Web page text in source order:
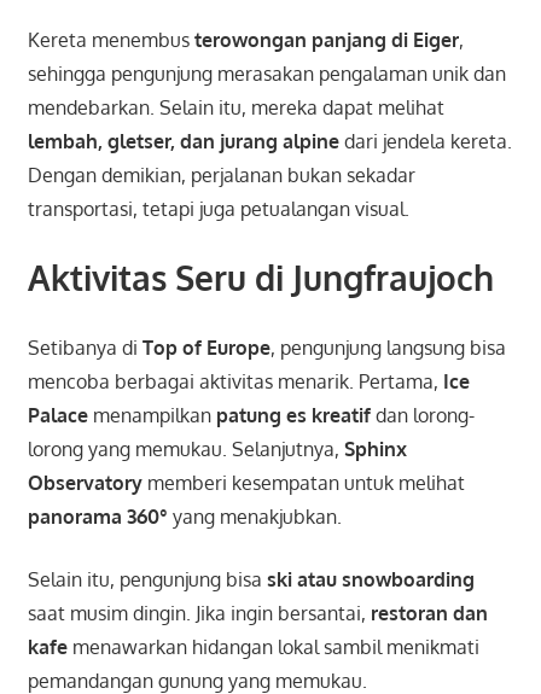
Kereta menembus terowongan panjang di Eiger,
sehingga pengunjung merasakan pengalaman unik dan
mendebarkan. Selain itu, mereka dapat melihat
lembah, gletser, dan jurang alpinedari jendela kereta.
Dengan demikian, perjalanan bukan sekadar
transportasi, tetapi juga petualangan visual.
Aktivitas Seru di Jungfraujoch
Setibanya di Top of Europe, pengunjung langsung bisa
mencoba berbagai aktivitas menarik. Pertama, Ice
Palacemenampilkan patung es kreatifdan lorong-
lorong yang memukau. Selanjutnya, Sphinx
Observatorymemberi kesempatan untuk melihat
panorama 360° yang menakjubkan.
Selain itu, pengunjung bisa ski atau snowboarding
saat musim dingin. Jika ingin bersantai, restoran dan
kafemenawarkan hidangan lokal sambil menikmati
pemandangan gunung yang memukau.